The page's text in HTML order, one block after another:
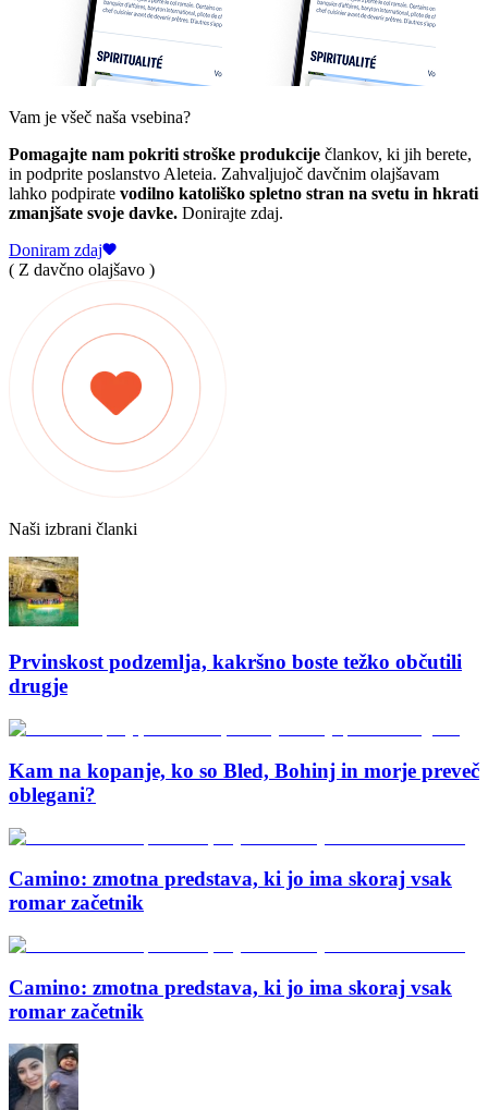
Vam je všeč naša vsebina?
Pomagajte nam pokriti stroške produkcije člankov, ki jih berete,
in podprite poslanstvo Aleteia. Zahvaljujoč davčnim olajšavam
lahko podpirate vodilno katoliško spletno stran na svetu in hkrati
zmanjšate svoje davke. Donirajte zdaj.
Doniram zdaj
( Z davčno olajšavo )
Naši izbrani članki
Prvinskost podzemlja, kakršno boste težko občutili
drugje
Kam na kopanje, ko so Bled, Bohinj in morje preveč
oblegani?
Camino: zmotna predstava, ki jo ima skoraj vsak
romar začetnik
Camino: zmotna predstava, ki jo ima skoraj vsak
romar začetnik